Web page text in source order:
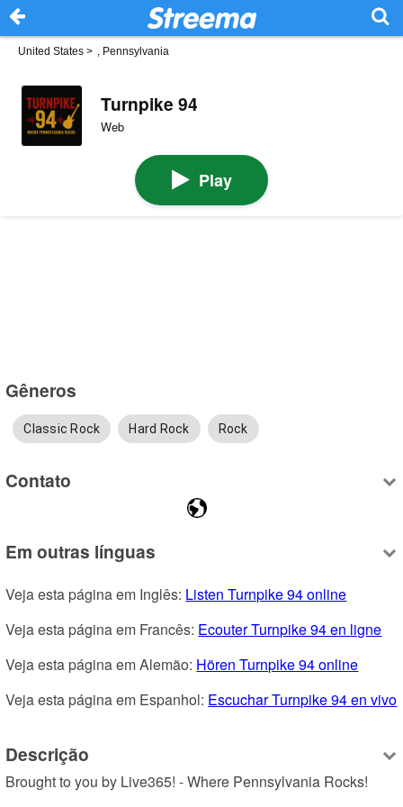
United States > , Pennsylvania
Turnpike 94
Web
Play
Gêneros
Classic Rock Hard Rock Rock
Contato
Em outras línguas
Veja esta página em Inglês: Listen Turnpike 94 online
Veja esta página em Francês: Ecouter Turnpike 94 en ligne
Veja esta página em Alemão: Hören Turnpike 94 online
Veja esta página em Espanhol: Escuchar Turnpike 94 en vivo
Descrição
Brought to you by Live365! - Where Pennsylvania Rocks!